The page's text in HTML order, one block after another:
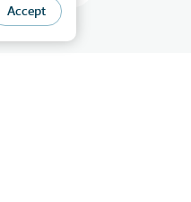
Accept